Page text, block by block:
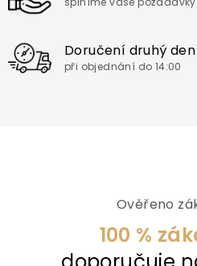
Doručení druhý den
při objednání do 14:00
Ověřeno
100 %